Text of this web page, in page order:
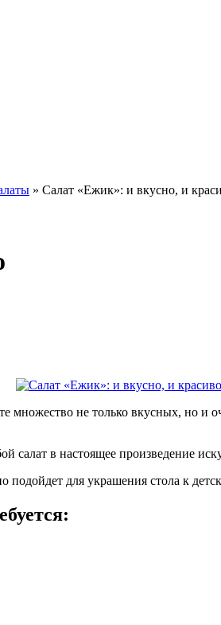
» Салат «Ежик»: и вкусно, и
множество не только вкусных, но и
салат в настоящее произведение
для украшения стола к